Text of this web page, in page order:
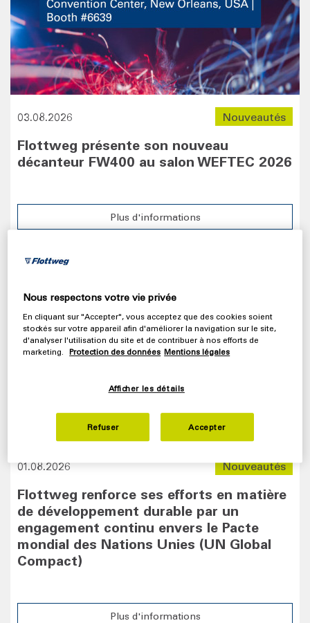
Nouveautés
03.08.2026
Flottweg présente son nouveau
décanteur FW400 au salon WEFTEC 2026
Plus d'informations
Nouveautés
01.08.2026
Flottweg renforce ses efforts en matière
de développement durable par un
engagement continu envers le Pacte
mondial des Nations Unies (UN Global
Compact)
Plus d'informations
Nous respectons votre vie privée
En cliquant sur "Accepter", vous acceptez que des cookies soient
stockés sur votre appareil afin d'améliorer la navigation sur le site,
d'analyser l'utilisation du site et de contribuer à nos efforts de
marketing.
Protection des données Mentions légales
Afficher les détails
Refuser Accepter